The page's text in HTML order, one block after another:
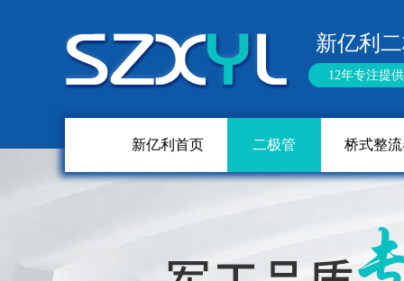
新亿利
12年专注提
新亿利首页 二极管 桥式整